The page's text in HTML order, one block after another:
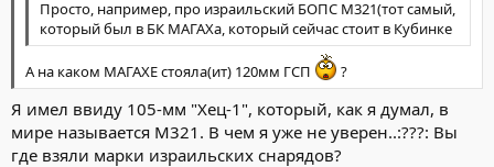
Просто, например, про израильский БОПС М321(тот самый,
который был в БК МАГАХа, который сейчас стоит в Кубинке
А на каком МАГАХЕ стояла(ит) 120мм ГСП ?
Я имел ввиду 105-мм "Хец-1", который, как я думал, в
мире называется М321. В чем я уже не уверен..:???: Вы
где взяли марки израильских снарядов?